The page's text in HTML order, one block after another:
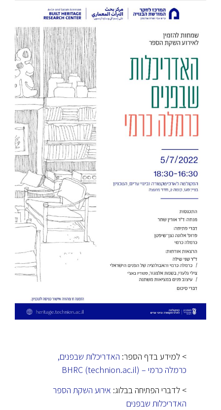
> למידע בדף הספר: האדריכלות שבפנים,
כרמלה כרמי – BHRC (technion.ac.il)
> לדברי הפתיחה בבלוג: אירוע השקת הספר
האדריכלות שבפנים